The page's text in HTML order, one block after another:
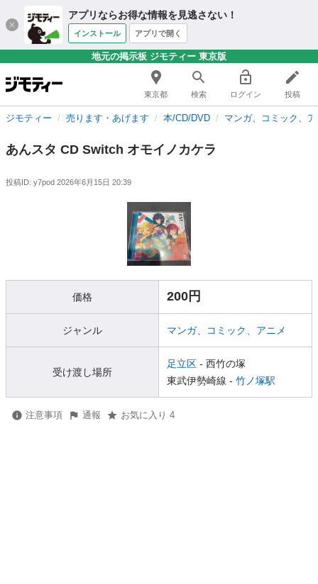
アプリならお得な情報を見逃さない！
インストール アプリで開く
地元の掲示板 ジモティー 東京版
東京都 検索 ログイン 投稿
ジモティー 売ります・あげます 本/CD/DVD マンガ、コミック、
あんスタ CD Switch オモイノカケラ
投稿ID: y7pod 2026年6月15日 20:39
価格 200円
ジャンル マンガ、コミック、アニメ
受け渡し場所
足立区 - 西竹の塚
東武伊勢崎線 - 竹ノ塚駅
注意事項 通報 お気に入り 4